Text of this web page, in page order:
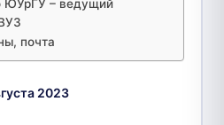
ЮУрГУ – ведущий
почта
2023